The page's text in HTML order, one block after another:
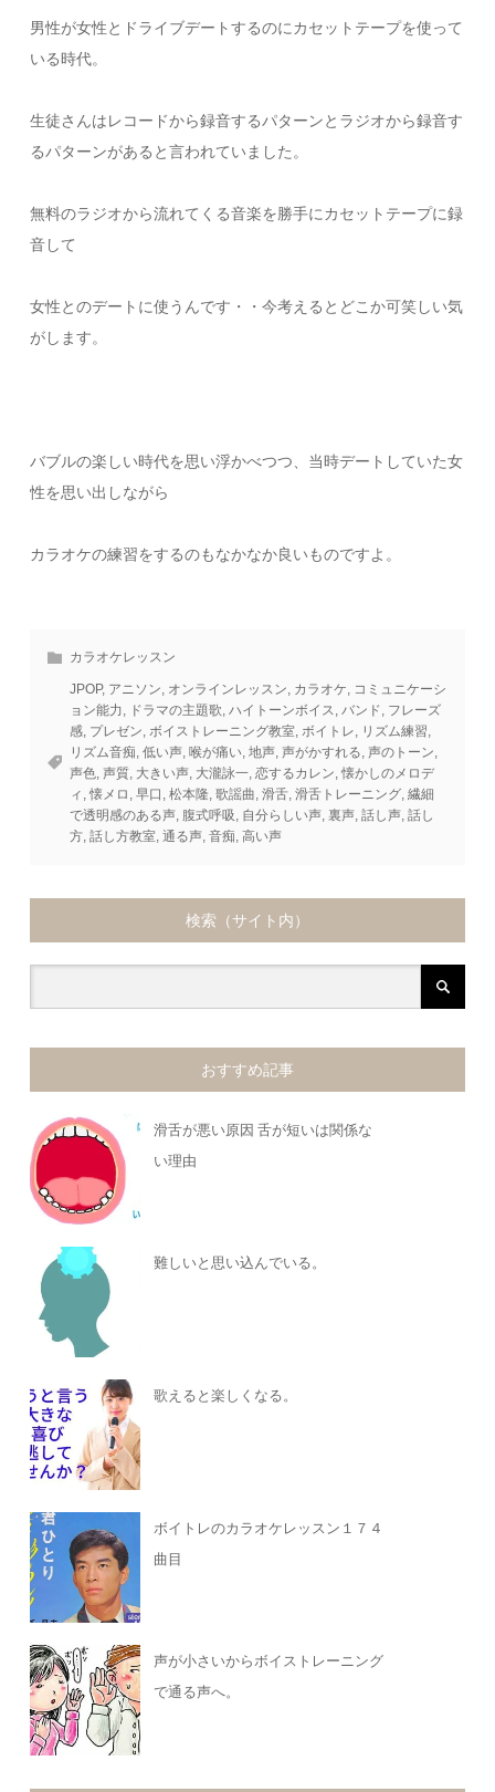
男性が女性とドライブデートするのにカセットテープを使って
いる時代。
生徒さんはレコードから録音するパターンとラジオから録音す
るパターンがあると言われていました。
無料のラジオから流れてくる音楽を勝手にカセットテープに録
音して
女性とのデートに使うんです・・今考えるとどこか可笑しい気
がします。
バブルの楽しい時代を思い浮かべつつ、当時デートしていた女
性を思い出しながら
カラオケの練習をするのもなかなか良いものですよ。
カラオケレッスン
JPOP, アニソン, オンラインレッスン, カラオケ, コミュニケーシ
ョン能力, ドラマの主題歌,ハイトーンボイス,バンド, フレーズ
感, プレゼン,ボイストレーニング教室,ボイトレ, リズム練習,
リズム音痴,低い声,喉が痛い,地声,声がかすれる,声のトーン,
声色,声質, 大きい声, 大瀧詠一,恋するカレン,懐かしのメロデ
ィ ,懐メロ ,早口 ,松本隆,歌謡曲,滑舌,滑舌トレーニング,繊細
で透明感のある声, 腹式呼吸, 自分らしい声,裏声,話し声,話し
方,話し方教室,通る声,音痴,高い声
検索（サイト内）
おすすめ記事
滑舌が悪い原因 舌が短いは関係な
い理由
難しいと思い込んでいる。
歌えると楽しくなる。
ボイトレのカラオケレッスン１７４
曲目
声が小さいからボイストレーニング
で通る声へ。